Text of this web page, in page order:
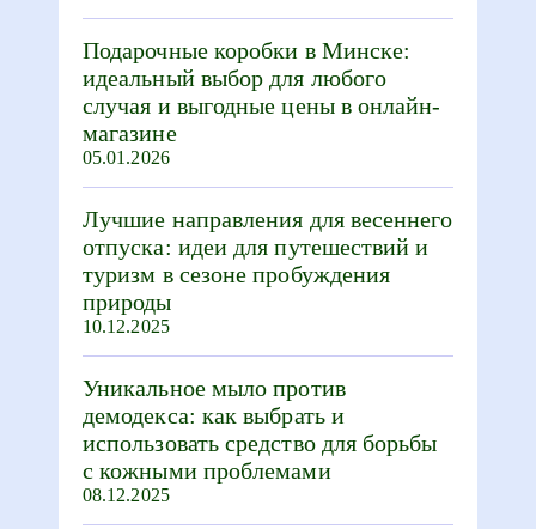
Подарочные коробки в Минске:
идеальный выбор для любого
случая и выгодные цены в онлайн-
магазине
05.01.2026
Лучшие направления для весеннего
отпуска: идеи для путешествий и
туризм в сезоне пробуждения
природы
10.12.2025
Уникальное мыло против
демодекса: как выбрать и
использовать средство для борьбы
с кожными проблемами
08.12.2025